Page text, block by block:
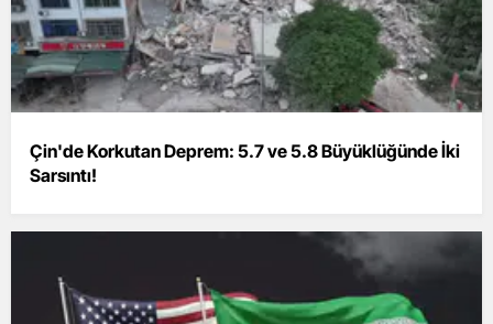
Çin'de Korkutan Deprem: 5.7 ve 5.8 Büyüklüğünde İki
Sarsıntı!